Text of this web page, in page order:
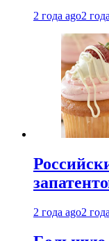
2 года ago2
2 года ago2